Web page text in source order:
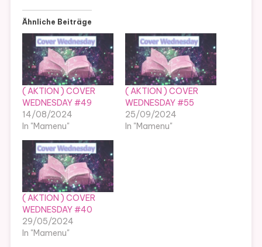
Ähnliche Beiträge
( AKTION ) COVER
WEDNESDAY #49
14/08/2024
In "Mamenu"
( AKTION ) COVER
WEDNESDAY #55
25/09/2024
In "Mamenu"
( AKTION ) COVER
WEDNESDAY #40
29/05/2024
In "Mamenu"